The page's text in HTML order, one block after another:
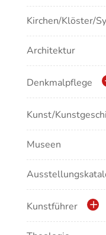
Kirchen/Klöster/
Architektur
Denkmalpflege
Kulturdenkmale
Kunst/
Antike/Mittelalter
Renaissance/
Moderne/
Museen
Kunstführer